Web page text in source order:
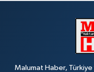
Malumat Haber,